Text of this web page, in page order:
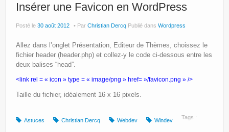
Insérer une Favicon en WordPress
Posté le 30 août 2012 Par Christian Dercq Publié dans Wordpress
Allez dans l’onglet Présentation, Editeur de Thèmes, choissez le
fichier header (header.php) et collez-y le code ci-dessous entre les
deux balises “head”.
<link rel = « icon » type = « image/png » href= »/favicon.png » />
Taille du fichier, idéalement 16 x 16 pixels.
Tags :
Astuces Christian Dercq Webdev Windev